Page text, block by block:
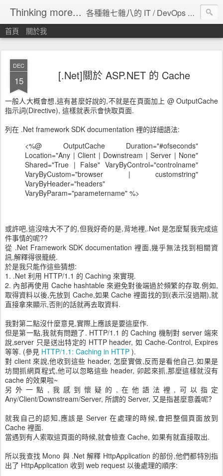
Thinking more... 各種雜七雜八的 IT / DevOps 工具 / 程式設計 / 雲端服務分享。
首頁 關於我
DEC
15 [.Net]關於 ASP.NET 的 Cache
一般人大概會想,這有甚麼好說的,不就是在頁面加上 @ OutputCache
指示詞(Directive), 這樣就表示會快取頁面.
列在 .Net framework SDK documentation 裡的詳細語法:
<%@ OutputCache Duration="#ofseconds"
Location="Any | Client | Downstream | Server | None"
Shared="True | False" VaryByControl="controlname"
VaryByCustom="browser | customstring"
VaryByHeader="headers"
VaryByParam="parametername" %>
或許吧,這沒啥大不了的,但我好奇的是,背地裡,.Net 是怎麼幫我完成這
件事情的呢??
從 .Net Framework SDK documentation 裡面,幾乎無法找到相關資
訊,解釋得很籠統.
於是我只能作這些猜想:
1. .Net 利用 HTTP/1.1 的 Caching 來實現.
2. 內部再使用 Cache hashtable 來避免對後端過於頻繁的存取.例如,
取得資料以後,先放到 Cache,如果 Cache 裡面找的到(表示沒過期),就
直接拿來顯示,否則的話就再去取資料.
我對第二點沒什麼意見,實際上應該是要這麼作.
但是第一點,我就有問題了. HTTP/1.1 的 Caching 機制對 server 端來
說,server 只是送出特定的 HTTP header, 如 Cache-Control, Expires
等等. (參見 HTTP/1.1: Caching in HTTP ).
對 client 來說,他收到這些 header, 怎麼實做,反而是看他自己.如果是
坊間抓網頁程式,他可以忽略這些 header, 卯起來抓,那麼這樣就沒有
cache 的效果啦~
另外一點,我感到懷疑的,在他語法裡,可以指定
Any/Client/Downstream/Server, 所謂的 Server, 又是指甚麼意義呢?
就我自己的認知,應該是 Server 在處理的時候,會把整個頁面放到
Cache 裡面.
當遇到有人索取這頁面的時候,就會檢查 Cache, 如果有就直接取出.
所以我查找 Mono 與 .Net 解釋 HttpApplication 的部份,他們都特別指
出了 HttpApplication 收到 web request 以後處理的順序: